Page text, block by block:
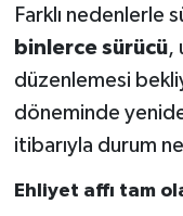
Farklı nedenlerle
binlerce sürücü,
düzenlemesi
döneminde
itibarıyla durum
Ehliyet affı tam